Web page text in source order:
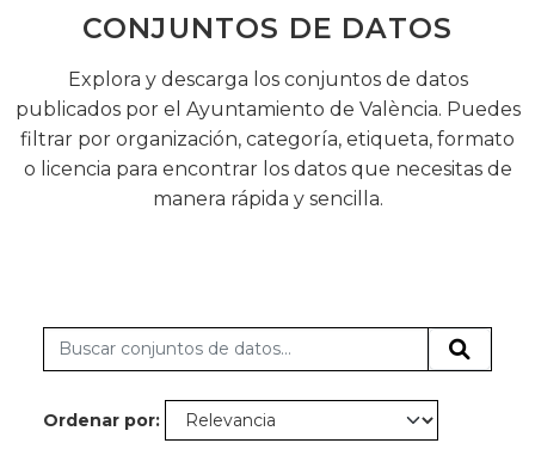
CONJUNTOS DE DATOS
Explora y descarga los conjuntos de datos
publicados por el Ayuntamiento de València. Puedes
filtrar por organización, categoría, etiqueta, formato
o licencia para encontrar los datos que necesitas de
manera rápida y sencilla.
Ordenar por